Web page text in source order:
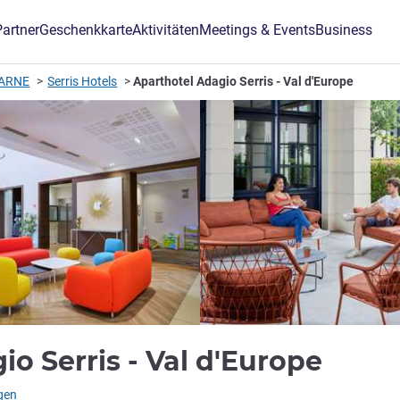
GeschenkkarteAktivitätenMeetings & EventsBusiness
Serris Hotels Aparthotel Adagio Serris - Val d'Europe
Serris - Val d'Europe